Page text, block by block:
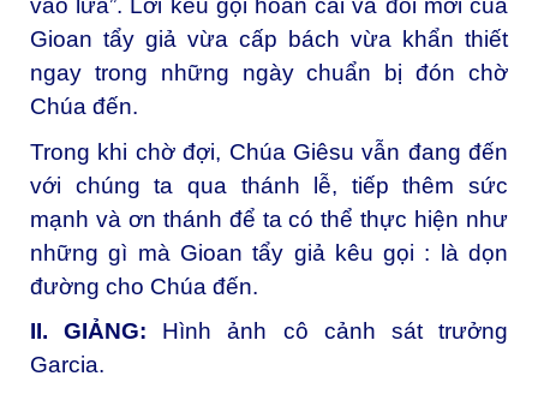
vào lửa”. Lời kêu gọi hoán cải và đổi mới cuả
Gioan tẩy giả vừa cấp bách vừa khẩn thiết
ngay trong những ngày chuẩn bị đón chờ
Chúa đến.
Trong khi chờ đợi, Chúa Giêsu vẫn đang đến
với chúng ta qua thánh lễ, tiếp thêm sức
mạnh và ơn thánh để ta có thể thực hiện như
những gì mà Gioan tẩy giả kêu gọi : là dọn
đường cho Chúa đến.
II. GIẢNG: Hình ảnh cô cảnh sát trưởng
Garcia.